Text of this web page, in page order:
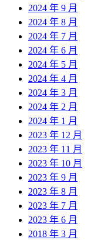
2024 年 9 月
2024 年 8 月
2024 年 7 月
2024 年 6 月
2024 年 5 月
2024 年 4 月
2024 年 3 月
2024 年 2 月
2024 年 1 月
2023 年 12 月
2023 年 11 月
2023 年 10 月
2023 年 9 月
2023 年 8 月
2023 年 7 月
2023 年 6 月
2018 年 3 月